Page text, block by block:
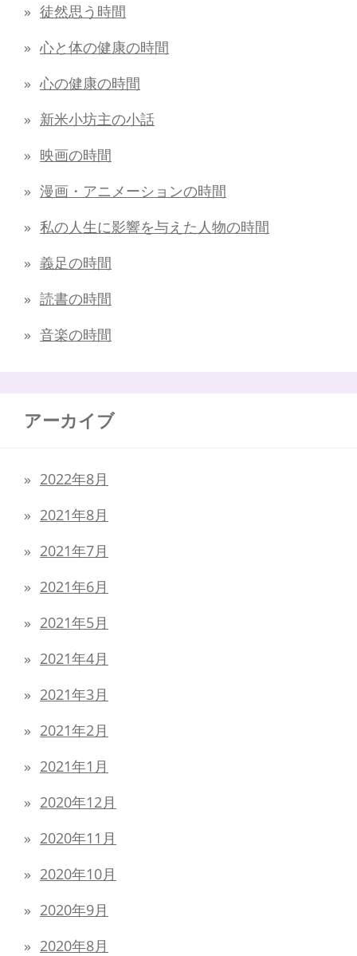
徒然思う時間
心と体の健康の時間
心の健康の時間
新米小坊主の小話
映画の時間
漫画・アニメーションの時間
私の人生に影響を与えた人物の時間
義足の時間
読書の時間
音楽の時間
アーカイブ
2022年8月
2021年8月
2021年7月
2021年6月
2021年5月
2021年4月
2021年3月
2021年2月
2021年1月
2020年12月
2020年11月
2020年10月
2020年9月
2020年8月